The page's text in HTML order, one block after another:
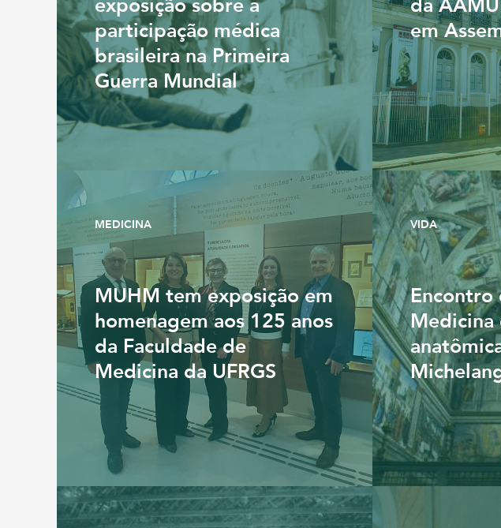
exposição sobre a
participação médica
brasileira na Primeira
Guerra Mundial
da
em
MEDICINA
MUHM tem exposição em
homenagem aos 125 anos
da Faculdade de
Medicina da UFRGS
VIDA
Encontro
Medicina